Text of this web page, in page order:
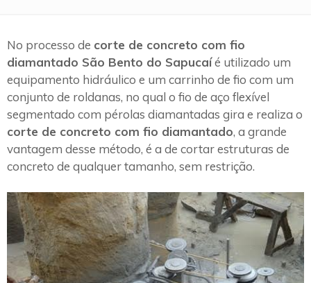
No processo de corte de concreto com fio
diamantado São Bento do Sapucaíé utilizado um
equipamento hidráulico e um carrinho de fio com um
conjunto de roldanas, no qual o fio de aço flexível
segmentado com pérolas diamantadas gira e realiza o
corte de concreto com fio diamantado, a grande
vantagem desse método, é a de cortar estruturas de
concreto de qualquer tamanho, sem restrição.